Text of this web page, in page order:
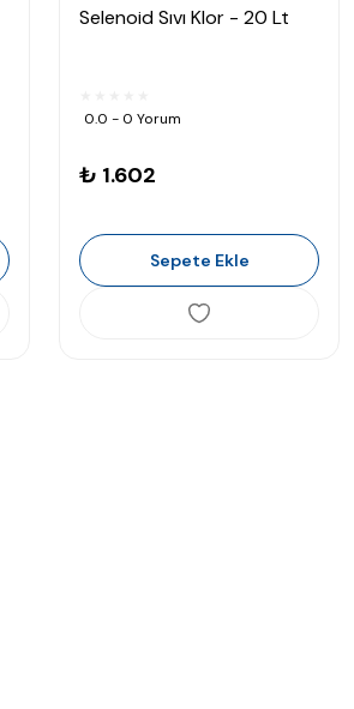
Selenoid Sıvı Klor - 20 Lt
0.0 - 0 Yorum
₺ 1.602
Sepete Ekle